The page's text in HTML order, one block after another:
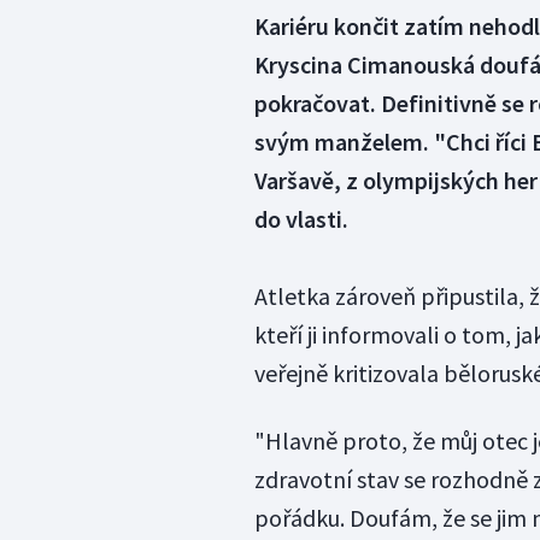
Kariéru končit zatím
Kryscina Cimanouská
pokračovat. Definitivně se
svým manželem. "Chci říci
Varšavě, z olympijských
do vlasti.
Atletka zároveň připustila,
kteří ji informovali o tom,
veřejně kritizovala
"Hlavně proto, že můj otec
zdravotní stav se rozhodně
pořádku. Doufám, že se jim